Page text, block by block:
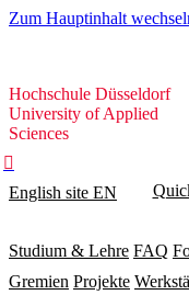
Zum Hauptinhalt
Hochschule
Düsseldorf
Hochschule Düsseldorf
University of Applied
Sciences

English site EN
Studium & Lehre FAQ
Gremien Projekte